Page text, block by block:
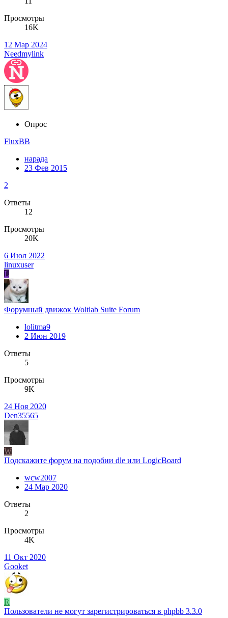
Просмотры
16K
12 Мар 2024
Needmylink
Опрос
FluxBB
нарада
23 Фев 2015
2
Ответы
12
Просмотры
20K
6 Июл 2022
linuxuser
L
Форумный движок Woltlab Suite Forum
lolitma9
2 Июн 2019
Ответы
5
Просмотры
9K
24 Ноя 2020
Den35565
W
Подскажите форум на подобии dle или LogicBoard
wcw2007
24 Мар 2020
Ответы
2
Просмотры
4K
11 Окт 2020
Gooket
R
Пользователи не могут зарегистрироваться в phpbb 3.3.0